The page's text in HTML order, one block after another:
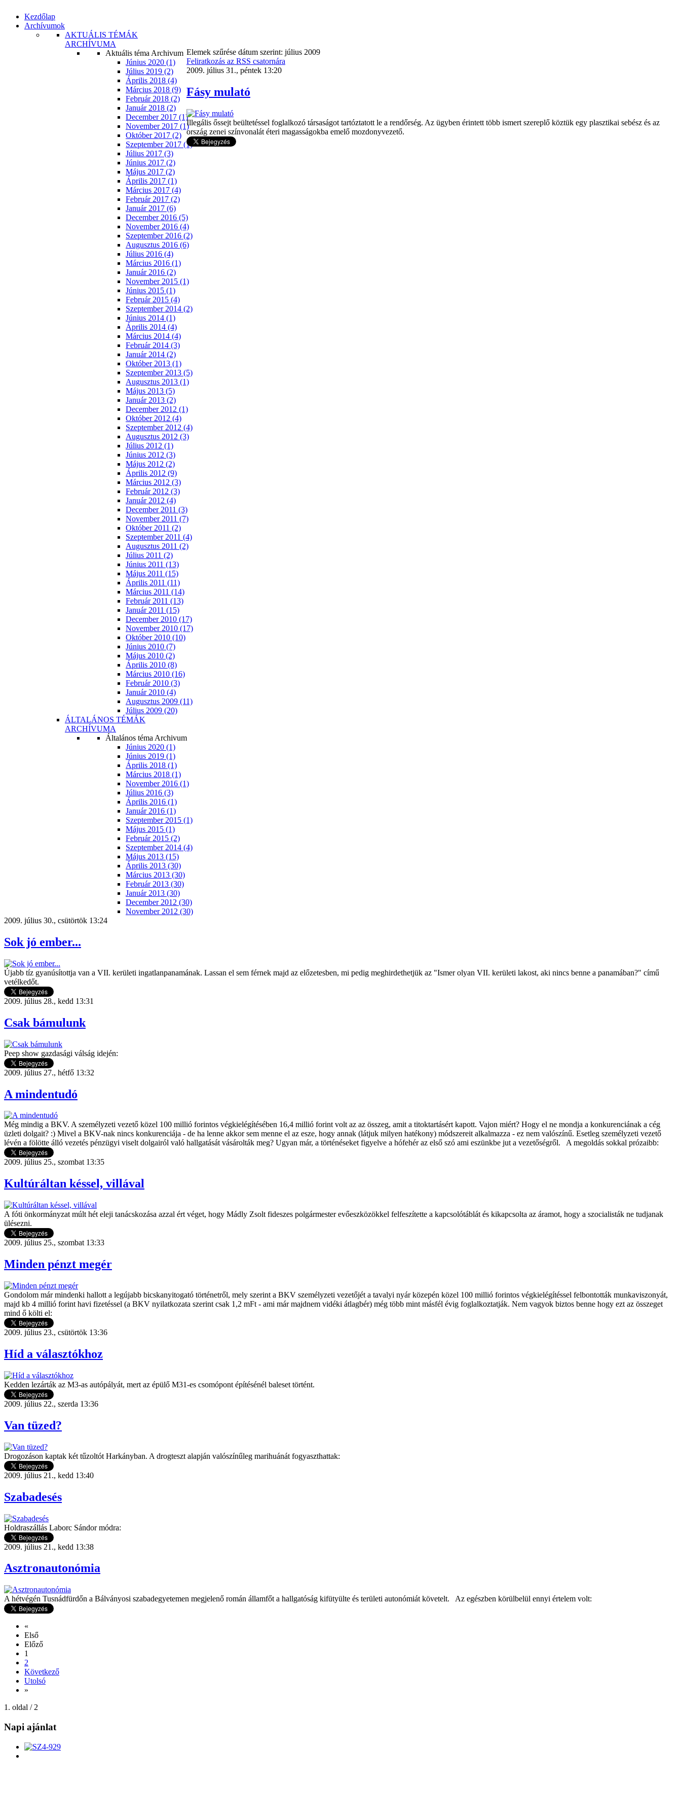
Kezdőlap
Archívumok
AKTUÁLIS TÉMÁK
ARCHÍVUMA
Aktuális téma Archivum
Június 2020 (1)
Július 2019 (2)
Április 2018 (4)
Március 2018 (9)
Február 2018 (2)
Január 2018 (2)
December 2017 (1)
November 2017 (1)
Október 2017 (2)
Szeptember 2017 (1)
Július 2017 (3)
Június 2017 (2)
Május 2017 (2)
Április 2017 (1)
Március 2017 (4)
Február 2017 (2)
Január 2017 (6)
December 2016 (5)
November 2016 (4)
Szeptember 2016 (2)
Augusztus 2016 (6)
Július 2016 (4)
Március 2016 (1)
Január 2016 (2)
November 2015 (1)
Június 2015 (1)
Február 2015 (4)
Szeptember 2014 (2)
Június 2014 (1)
Április 2014 (4)
Március 2014 (4)
Február 2014 (3)
Január 2014 (2)
Október 2013 (1)
Szeptember 2013 (5)
Augusztus 2013 (1)
Május 2013 (5)
Január 2013 (2)
December 2012 (1)
Október 2012 (4)
Szeptember 2012 (4)
Augusztus 2012 (3)
Július 2012 (1)
Június 2012 (3)
Május 2012 (2)
Április 2012 (9)
Március 2012 (3)
Február 2012 (3)
Január 2012 (4)
December 2011 (3)
November 2011 (7)
Október 2011 (2)
Szeptember 2011 (4)
Augusztus 2011 (2)
Július 2011 (2)
Június 2011 (13)
Május 2011 (15)
Április 2011 (11)
Március 2011 (14)
Február 2011 (13)
Január 2011 (15)
December 2010 (17)
November 2010 (17)
Október 2010 (10)
Június 2010 (7)
Május 2010 (2)
Április 2010 (8)
Március 2010 (16)
Február 2010 (3)
Január 2010 (4)
Augusztus 2009 (11)
Július 2009 (20)
ÁLTALÁNOS TÉMÁK
ARCHÍVUMA
Általános téma Archivum
Június 2020 (1)
Június 2019 (1)
Április 2018 (1)
Március 2018 (1)
November 2016 (1)
Július 2016 (3)
Április 2016 (1)
Január 2016 (1)
Szeptember 2015 (1)
Május 2015 (1)
Február 2015 (2)
Szeptember 2014 (4)
Május 2013 (15)
Április 2013 (30)
Március 2013 (30)
Február 2013 (30)
Január 2013 (30)
December 2012 (30)
November 2012 (30)
Elemek szűrése dátum szerint: július 2009
Feliratkozás az RSS csatornára
2009. július 31., péntek 13:20
Fásy mulató
Illegális őssejt beültetéssel foglalkozó társaságot tartóztatott le a rendőrség. Az ügyben érintett több ismert szereplő köztük egy plasztikai sebész és az
ország zenei színvonalát éteri magasságokba emelő mozdonyvezető.
2009. július 30., csütörtök 13:24
Sok jó ember...
Újabb tíz gyanúsítottja van a VII. kerületi ingatlanpanamának. Lassan el sem férnek majd az előzetesben, mi pedig meghirdethetjük az "Ismer olyan VII. kerületi lakost, aki nincs benne a panamában?" című
vetélkedőt.
2009. július 28., kedd 13:31
Csak bámulunk
Peep show gazdasági válság idején:
2009. július 27., hétfő 13:32
A mindentudó
Még mindig a BKV. A személyzeti vezető közel 100 millió forintos végkielégítésében 16,4 millió forint volt az az összeg, amit a titoktartásért kapott. Vajon miért? Hogy el ne mondja a konkurenciának a cég
üzleti dolgait? :) Mivel a BKV-nak nincs konkurenciája - de ha lenne akkor sem menne el az esze, hogy annak (látjuk milyen hatékony) módszereit alkalmazza - ez nem valószínű. Esetleg személyzeti vezető
lévén a fölötte álló vezetés pénzügyi viselt dolgairól való hallgatását vásárolták meg? Ugyan már, a történéseket figyelve a hófehér az első szó ami eszünkbe jut a vezetőségről. A megoldás sokkal prózaibb:
2009. július 25., szombat 13:35
Kultúráltan késsel, villával
A fóti önkormányzat múlt hét eleji tanácskozása azzal ért véget, hogy Mádly Zsolt fideszes polgármester evőeszközökkel felfeszítette a kapcsolótáblát és kikapcsolta az áramot, hogy a szocialisták ne tudjanak
ülésezni.
2009. július 25., szombat 13:33
Minden pénzt megér
Gondolom már mindenki hallott a legújabb bicskanyitogató történetről, mely szerint a BKV személyzeti vezetőjét a tavalyi nyár közepén közel 100 millió forintos végkielégítéssel felbontották munkaviszonyát,
majd kb 4 millió forint havi fizetéssel (a BKV nyilatkozata szerint csak 1,2 mFt - ami már majdnem vidéki átlagbér) még több mint másfél évig foglalkoztatják. Nem vagyok biztos benne hogy ezt az összeget
mind ő költi el:
2009. július 23., csütörtök 13:36
Híd a választókhoz
Kedden lezárták az M3-as autópályát, mert az épülő M31-es csomópont építésénél baleset történt.
2009. július 22., szerda 13:36
Van tüzed?
Drogozáson kaptak két tűzoltót Harkányban. A drogteszt alapján valószínűleg marihuánát fogyaszthattak:
2009. július 21., kedd 13:40
Szabadesés
Holdraszállás Laborc Sándor módra:
2009. július 21., kedd 13:38
Asztronautonómia
A hétvégén Tusnádfürdőn a Bálványosi szabadegyetemen megjelenő román államfőt a hallgatóság kifütyülte és területi autonómiát követelt. Az egészben körülbelül ennyi értelem volt:
«
Első
Előző
1
2
Következő
Utolsó
»
1. oldal / 2
Napi ajánlat